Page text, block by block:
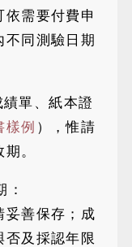
需要付費申
不同測驗日期
單、紙本證
樣例 ），惟請
。
妥善保存；成
否及採認年限